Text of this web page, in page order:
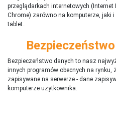
przeglądarkach internetowych (Internet
Chrome) zarówno na komputerze, jaki
tablet..
Bezpieczeństwo danych to nasz
innych programów obecnych na rynku, ż
zapisywane na serwerze - dane
komputerze użytkownika.